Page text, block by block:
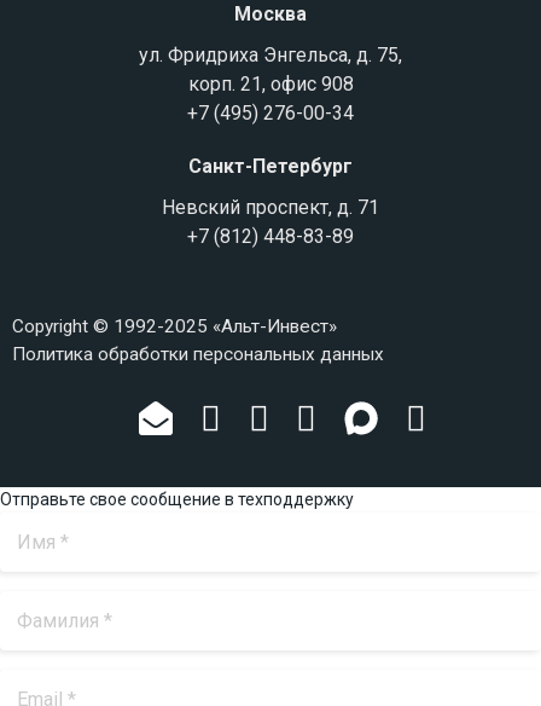
Москва
ул. Фридриха Энгельса, д. 75,
корп. 21, офис 908
+7 (495) 276-00-34
Санкт-Петербург
Невский проспект, д. 71
+7 (812) 448-83-89
Copyright © 1992-2025 «Альт-Инвест»
Политика обработки персональных данных
Отправьте свое сообщение в техподдержку